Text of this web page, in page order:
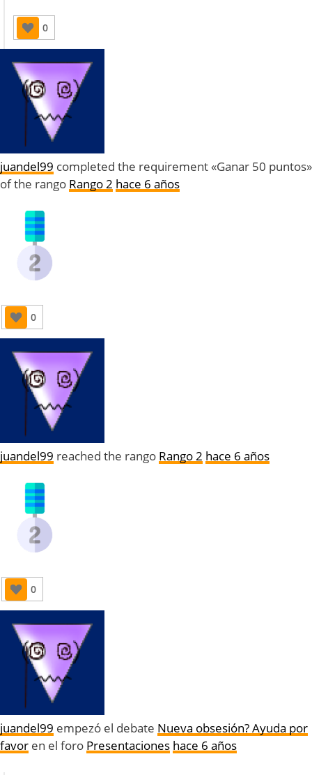
0
juandel99 completed the requirement «Ganar 50 puntos»
of the rango Rango 2 hace 6 años
0
juandel99 reached the rango Rango 2 hace 6 años
0
juandel99 empezó el debate Nueva obsesión? Ayuda por
favor en el foro Presentaciones hace 6 años